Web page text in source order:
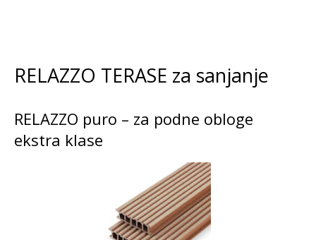
RELAZZO TERASE za sanjanje
RELAZZO puro – za podne obloge
ekstra klase